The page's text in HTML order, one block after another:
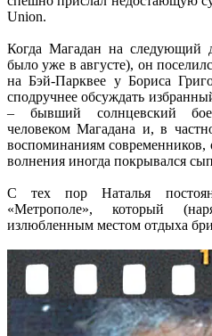
Union.
Когда Магадан на следующий
было уже в августе), он
на Бэй-Парквее у Бориса
сподручнее обсуждать
– бывший солнцевский
человеком Магадана и, в
воспоминаниям
волнения иногда покрывался
С тех пор Наталья
«Метрополе», который
излюбленным местом отдыха